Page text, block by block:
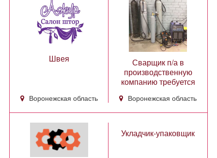
Швея
Воронежская область
Сварщик п/а в
производственную
компанию требуется
Воронежская область
Укладчик-упаковщик